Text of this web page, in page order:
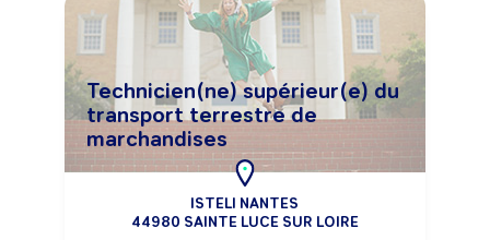
Technicien(ne) supérieur(e) du
transport terrestre de
marchandises
ISTELI NANTES
44980 SAINTE LUCE SUR LOIRE